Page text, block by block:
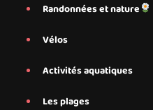
Randonnées et nature
Vélos
Activités aquatiques
Les plages